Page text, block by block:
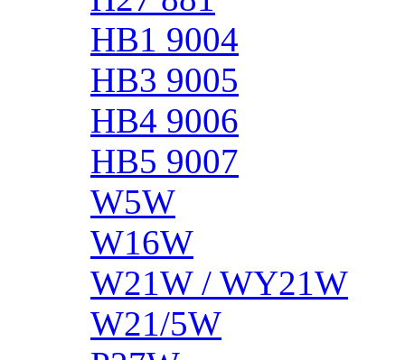
HB1 9004
HB3 9005
HB4 9006
HB5 9007
W5W
W16W
W21W / WY21W
W21/5W